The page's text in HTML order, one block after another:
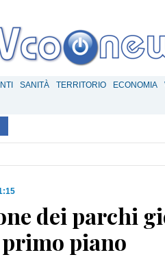
SANITÀ TERRITORIO ECONOMIA
dei parchi
piano